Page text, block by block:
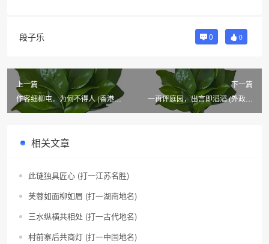
段子乐 0 0
上一篇
作客细柳屯．为何不得人 (香港地
名)
下一篇
一再评庭园，出言即滔滔 (外政治
相关文章
此谜独具匠心 (打一江苏名胜)
芙蓉如面柳如眉 (打一湖南地名)
三水纵横共相处 (打一古代地名)
村前寨后共商灯 (打一中国地名)